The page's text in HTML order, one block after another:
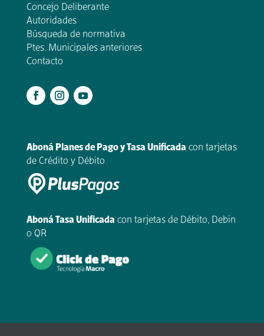
Concejo Deliberante
Autoridades
Búsqueda de normativa
Ptes. Municipales anteriores
Contacto
Aboná Planes de Pago y Tasa Unificada con tarjetas
de Crédito y Débito
Aboná Tasa Unificada con tarjetas de Débito, Debin
o QR